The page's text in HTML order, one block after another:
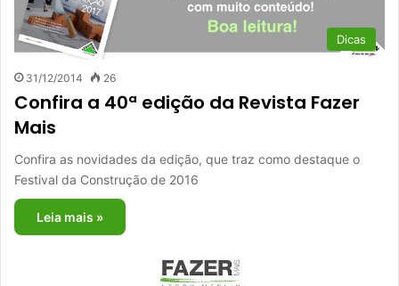
Dicas
31/12/2014 26
Confira a 40ª edição da Revista Fazer
Mais
Confira as novidades da edição, que traz como destaque o
Festival da Construção de 2016
Leia mais »